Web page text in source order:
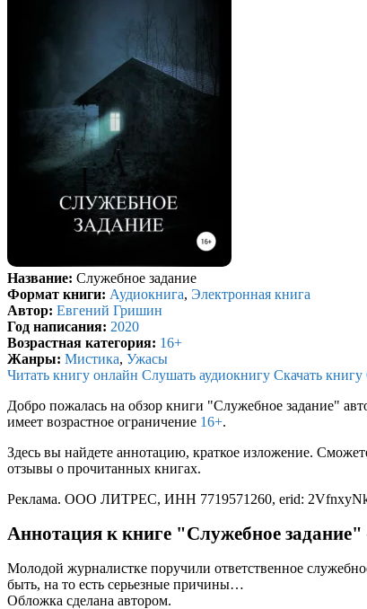
Название: Служебное задание
Формат книги: Аудиокнига, Электронная книга
Автор: Евгений Гришин
Год написания: 2020
Возрастная категория: 16+
Жанры: Мистика, Ужасы
Читать книгу онлайн Слушать аудиокнигу Скачать книгу
Добро пожалась на обзор книги "Служебное задание"
имеет возрастное ограничение 16+.
Здесь вы найдете аннотацию, краткое изложение.
отзывы о прочитанных книгах.
Реклама. ООО ЛИТРЕС, ИНН 7719571260, erid:
Аннотация к книге "Служебное
Молодой журналистке поручили ответственное
быть, на то есть серьезные причины…
Обложка сделана автором.